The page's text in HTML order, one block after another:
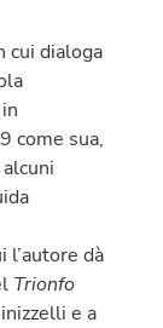
cui dialoga
come sua,
l’autore dà
Trionfo
e a